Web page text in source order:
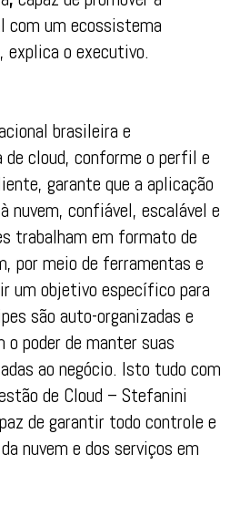
um ecossistema
explica o executivo.
brasileira e
cloud, conforme o perfil e
garante que a aplicação
nuvem, confiável, escalável e
trabalham em formato de
por meio de ferramentas e
um objetivo específico para
são auto-organizadas e
o poder de manter suas
ao negócio. Isto tudo com
de Cloud – Stefanini
de garantir todo controle e
nuvem e dos serviços em